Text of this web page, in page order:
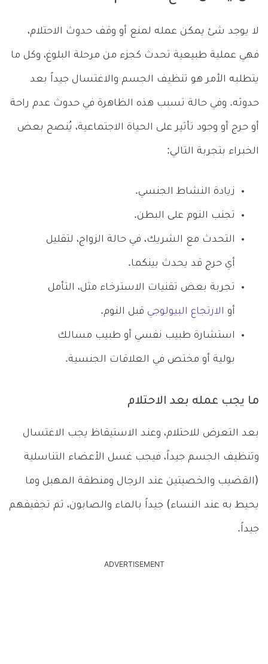
لا يوجد شئ يمكن عمله لمنع أو وقف حدوث الاحتلام،
فهي عملية طبيعية تحدث كجزء من مرحلة البلوغ، وكل ما
يتطلبه الأمر هو تنظيف الجسم والاغتسال جيداً بعد
حدوثه. وفي حالة تسبب هذه الظاهرة في حدوث عدم راحة
أو حرج أو وجود تأثير على الحياة الاجتماعية، يُنصح بعض
الخبراء بتجربة التالي:
زيادة النشاط الجنسي.
تجنب النوم على البطن.
التحدث مع الشريك، في حالة الزواج، لتقليل
أي حرج قد يحدث بينكما.
تجربة بعض تقنيات الاسترخاء مثل، التأمل
أو الارتجاع البيولوجي قبل النوم.
استشارة طبيب نفسي أو طبيب مسالك
بولية أو مختص في العلاقات الجنسية.
ما يجب عمله بعد الاحتلام
بعد التعرض للاحتلام، وعند الاستيقاظ يجب الاغتسال
وتنظيف الجسم جيداً، فيجب غسل الأعضاء التناسلية
(القضيب والخصيتين عند الرجال ومنطقة المهبل وما
يحيط به عند النساء) جيداً بالماء والصابون، ثم تجفيفهم
جيداً.
ADVERTISEMENT